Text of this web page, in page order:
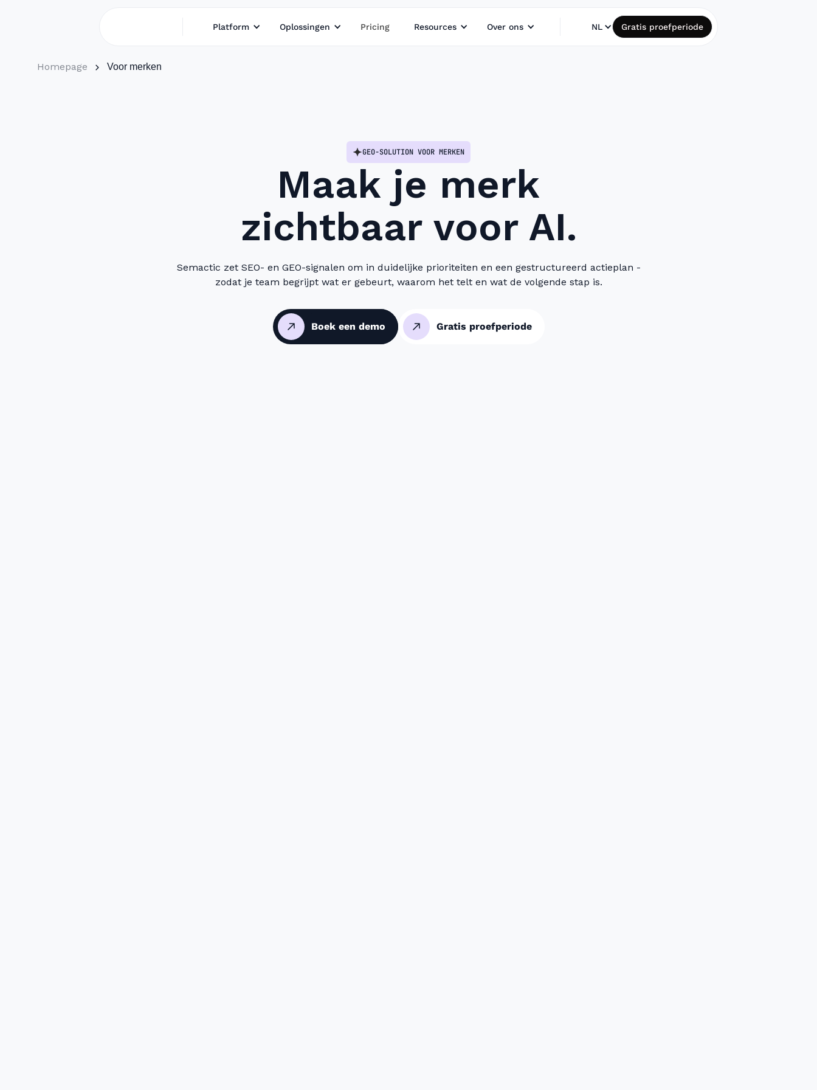
Platform Oplossingen Pricing Resources Over ons NL Gratis proefperiode
Homepage Voor merken
GEO-SOLUTION VOOR MERKEN
Maak je merk
zichtbaar voor AI.
Semactic zet SEO- en GEO-signalen om in duidelijke prioriteiten en een gestructureerd actieplan -
zodat je team begrijpt wat er gebeurt, waarom het telt en wat de volgende stap is.
Boek een demo Gratis proefperiode